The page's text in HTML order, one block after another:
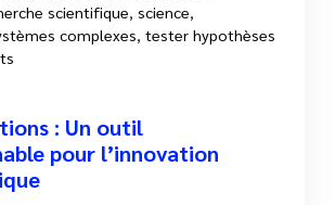
scientifique, science,
complexes, tester hypothèses
: Un outil
pour l’innovation